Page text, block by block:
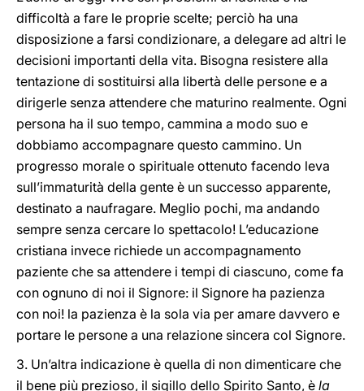
difficoltà a fare le proprie scelte; perciò ha una
disposizione a farsi condizionare, a delegare ad altri le
decisioni importanti della vita. Bisogna resistere alla
tentazione di sostituirsi alla libertà delle persone e a
dirigerle senza attendere che maturino realmente. Ogni
persona ha il suo tempo, cammina a modo suo e
dobbiamo accompagnare questo cammino. Un
progresso morale o spirituale ottenuto facendo leva
sull’immaturità della gente è un successo apparente,
destinato a naufragare. Meglio pochi, ma andando
sempre senza cercare lo spettacolo! L’educazione
cristiana invece richiede un accompagnamento
paziente che sa attendere i tempi di ciascuno, come fa
con ognuno di noi il Signore: il Signore ha pazienza
con noi! la pazienza è la sola via per amare davvero e
portare le persone a una relazione sincera col Signore.
3. Un’altra indicazione è quella di non dimenticare che
il bene più prezioso, il sigillo dello Spirito Santo, è la